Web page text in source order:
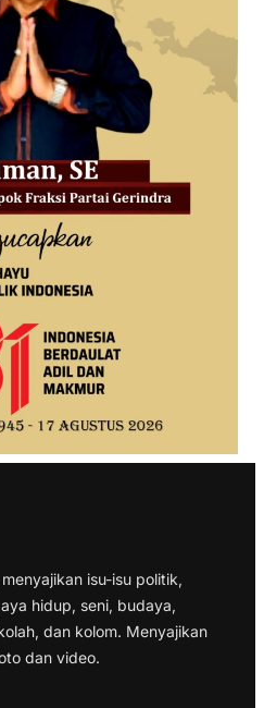
isu-isu politik,
hidup, seni, budaya,
dan kolom. Menyajikan
dan video.